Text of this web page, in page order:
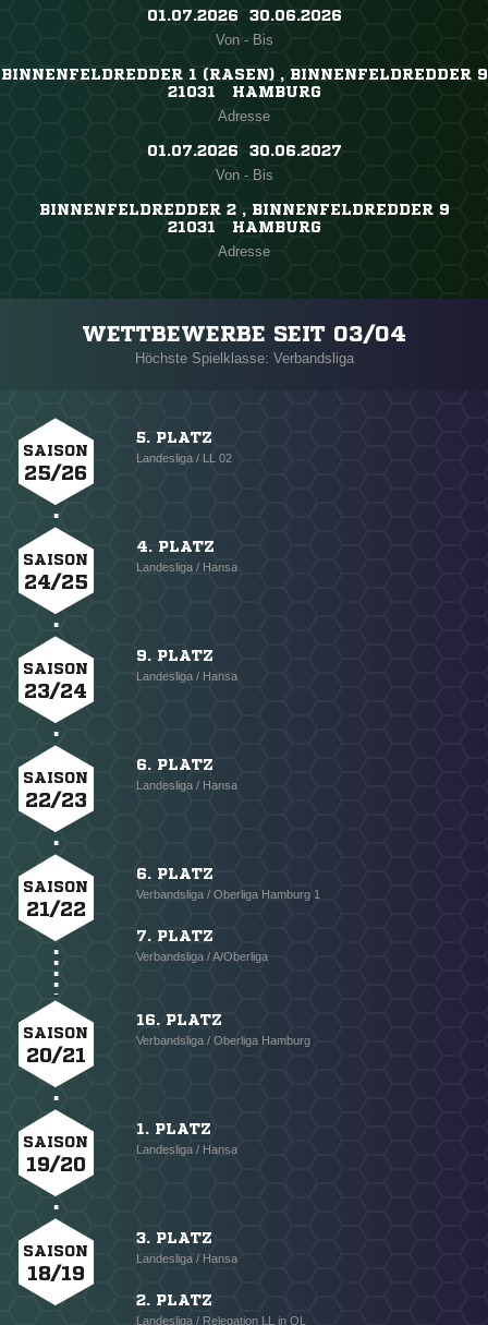
01.07.2026 ​ 30.06.2026
Von - Bis
BINNENFELDREDDER 1 (RASEN) , BINNENFELDREDDER 9
21031 HAMBURG
Adresse
01.07.2026 ​ 30.06.2027
Von - Bis
BINNENFELDREDDER 2 , BINNENFELDREDDER 9
21031 HAMBURG
Adresse
WETTBEWERBE SEIT 03/04
Höchste Spielklasse: Verbandsliga
SAISON
25/26
5. PLATZ
Landesliga / LL 02
SAISON
24/25
4. PLATZ
Landesliga / Hansa
SAISON
23/24
9. PLATZ
Landesliga / Hansa
SAISON
22/23
6. PLATZ
Landesliga / Hansa
SAISON
21/22
6. PLATZ
Verbandsliga / Oberliga Hamburg 1
7. PLATZ
Verbandsliga / A/Oberliga
SAISON
20/21
16. PLATZ
Verbandsliga / Oberliga Hamburg
SAISON
19/20
1. PLATZ
Landesliga / Hansa
SAISON
18/19
3. PLATZ
Landesliga / Hansa
2. PLATZ
Landesliga / Relegation LL in OL